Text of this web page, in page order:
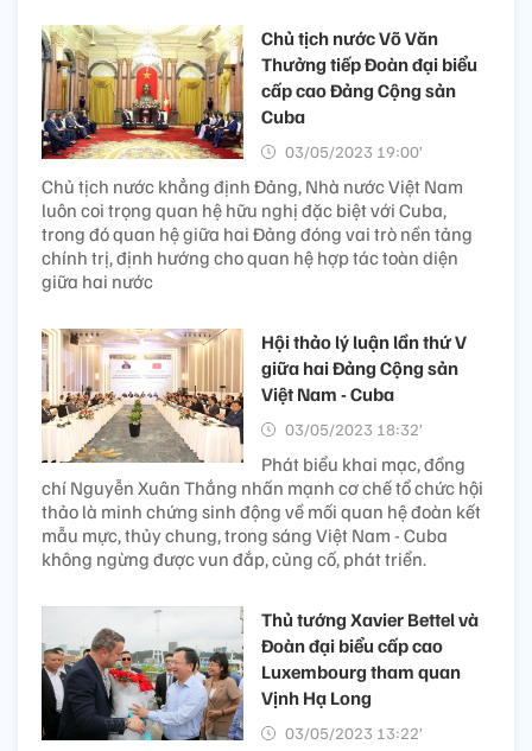
Chủ tịch nước Võ Văn
Thưởng tiếp Đoàn đại biểu
cấp cao Đảng Cộng sản
Cuba
03/05/2023 19:00’
Chủ tịch nước khẳng định Đảng, Nhà nước Việt Nam
luôn coi trọng quan hệ hữu nghị đặc biệt với Cuba,
trong đó quan hệ giữa hai Đảng đóng vai trò nền tảng
chính trị, định hướng cho quan hệ hợp tác toàn diện
giữa hai nước
Hội thảo lý luận lần thứ V
giữa hai Đảng Cộng sản
Việt Nam - Cuba
03/05/2023 18:32’
Phát biểu khai mạc, đồng
chí Nguyễn Xuân Thắng nhấn mạnh cơ chế tổ chức hội
thảo là minh chứng sinh động về mối quan hệ đoàn kết
mẫu mực, thủy chung, trong sáng Việt Nam - Cuba
không ngừng được vun đắp, củng cố, phát triển.
Thủ tướng Xavier Bettel và
Đoàn đại biểu cấp cao
Luxembourg tham quan
Vịnh Hạ Long
03/05/2023 13:22’